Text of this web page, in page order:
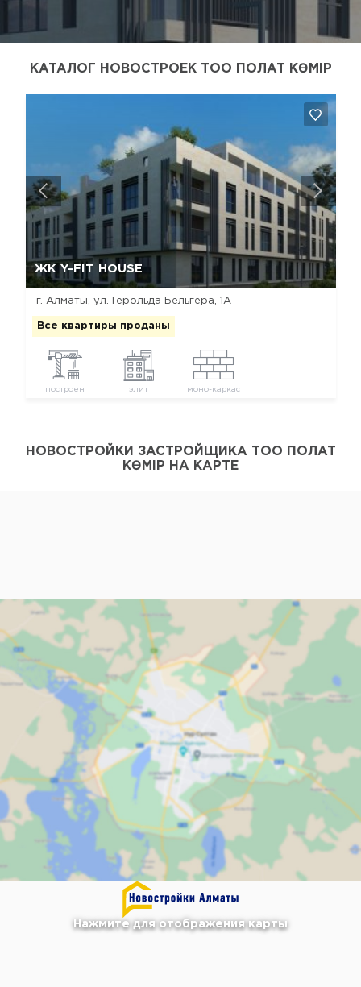
КАТАЛОГ НОВОСТРОЕК ТОО ПОЛАТ КӨМІР
ЖК Y-FIT HOUSE
г. Алматы, ул. Герольда Бельгера, 1А
Все квартиры проданы
построен элит моно-каркас
Да, удалить Отмена
НОВОСТРОЙКИ ЗАСТРОЙЩИКА ТОО ПОЛАТ
КӨМІР НА КАРТЕ
Нажмите для отображения карты